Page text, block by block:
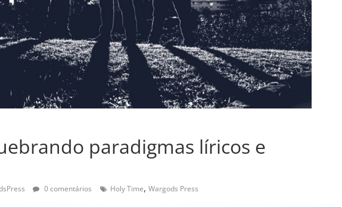
paradigmas líricos e
0 comentários Holy Time, Wargods Press